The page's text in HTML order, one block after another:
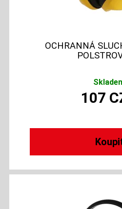
OCHRANNÁ
107